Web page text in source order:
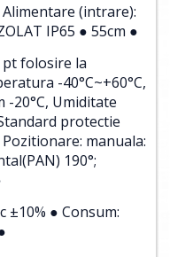
(intrare):
IP65 ● 55cm ●
pt folosire la
-40°C~+60°C,
20°C, Umiditate
protectie
manuala:
190°;
±10% ● Consum: